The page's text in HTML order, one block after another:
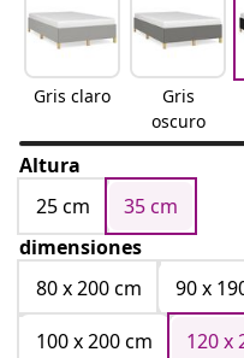
Gris claro
Gris
oscuro
Altura
25 cm
35 cm
dimensiones
80 x 200 cm
90 x
100 x 200 cm
120 x